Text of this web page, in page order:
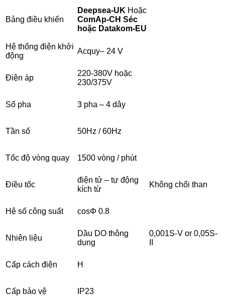
Bảng điều khiển
Deepsea-UK Hoặc
ComAp-CH Séc
hoặc Datakom-EU
Hệ thống điện khởi
động
Acquy– 24 V
Điện áp
220-380V hoặc
230/375V
Số pha 3 pha – 4 dây
Tần số 50Hz / 60Hz
Tốc độ vòng quay 1500 vòng / phút
Điều tốc
điện tử – tự động
kích từ
Không chổi than
Hệ số công suất cosΦ 0.8
Nhiên liệu
Dầu DO thông
dụng
0,001S-V or 0,05S-
Cấp cách điện H
Cấp bảo vệ IP23